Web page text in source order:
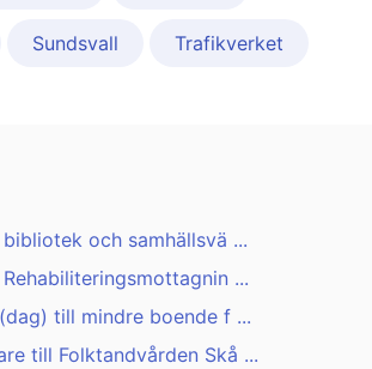
Sundsvall Trafikverket
och samhällsvä ...
...
till mindre boende f ...
till Folktandvården Skå ...